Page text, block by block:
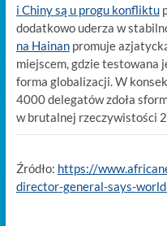
i Chiny są u progu konfliktu
dodatkowo uderza w
na Hainanpromuje
miejscem, gdzie testowana
forma globalizacji. W
4000 delegatów zdoła
w brutalnej rzeczywistości
Źródło: https://
director-general-says-